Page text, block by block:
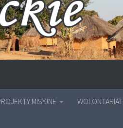
MISYJNE WOLONTARIAT